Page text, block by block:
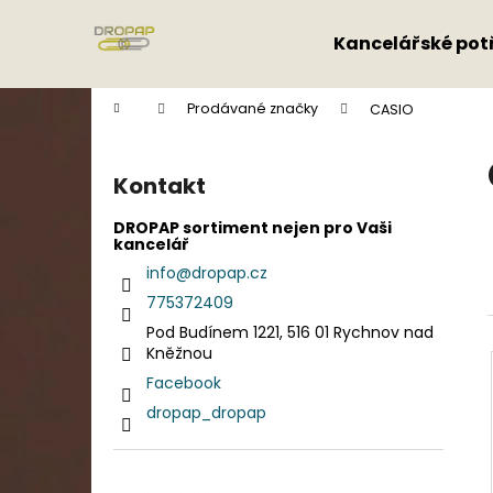
Kancelářské
Domů Prodávané značky CASIO
Kontakt
DROPAP sortiment nejen pro Vaši
kancelář
info@dropap.cz
775372409
Pod Budínem 1221, 516 01 Rychnov nad
Kněžnou
Facebook
dropap_dropap
í
Zpět
do
Zpět
do